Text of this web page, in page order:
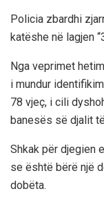
Policia zbardhi
katëshe në lagjen
Nga veprimet
i mundur
78 vjeç, i cili
banesës së djalit
Shkak për djegien
se është bërë një
dobëta.